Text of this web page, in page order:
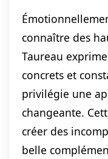
connaître des
Taureau
concrets et
privilégie une
changeante.
créer des
belle